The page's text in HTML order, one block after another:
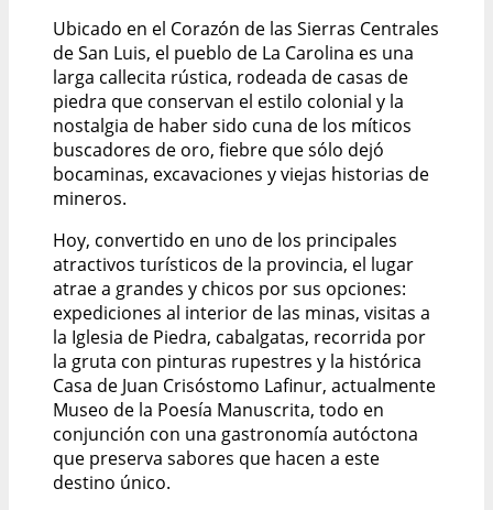
Ubicado en el Corazón de las Sierras Centrales
de San Luis, el pueblo de La Carolina es una
larga callecita rústica, rodeada de casas de
piedra que conservan el estilo colonial y la
nostalgia de haber sido cuna de los míticos
buscadores de oro, fiebre que sólo dejó
bocaminas, excavaciones y viejas historias de
mineros.
Hoy, convertido en uno de los principales
atractivos turísticos de la provincia, el lugar
atrae a grandes y chicos por sus opciones:
expediciones al interior de las minas, visitas a
la Iglesia de Piedra, cabalgatas, recorrida por
la gruta con pinturas rupestres y la histórica
Casa de Juan Crisóstomo Lafinur, actualmente
Museo de la Poesía Manuscrita, todo en
conjunción con una gastronomía autóctona
que preserva sabores que hacen a este
destino único.